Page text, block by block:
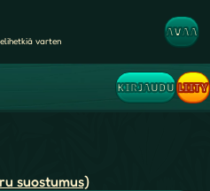
varten
AVAA
KIRJAUDU LIITY
suostumus)